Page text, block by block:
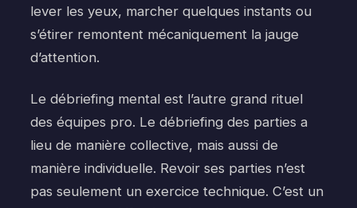
lever les yeux, marcher quelques instants ou
s’étirer remontent mécaniquement la jauge
d’attention.
Le débriefing mental est l’autre grand rituel
des équipes pro. Le débriefing des parties a
lieu de manière collective, mais aussi de
manière individuelle. Revoir ses parties n’est
pas seulement un exercice technique. C’est un